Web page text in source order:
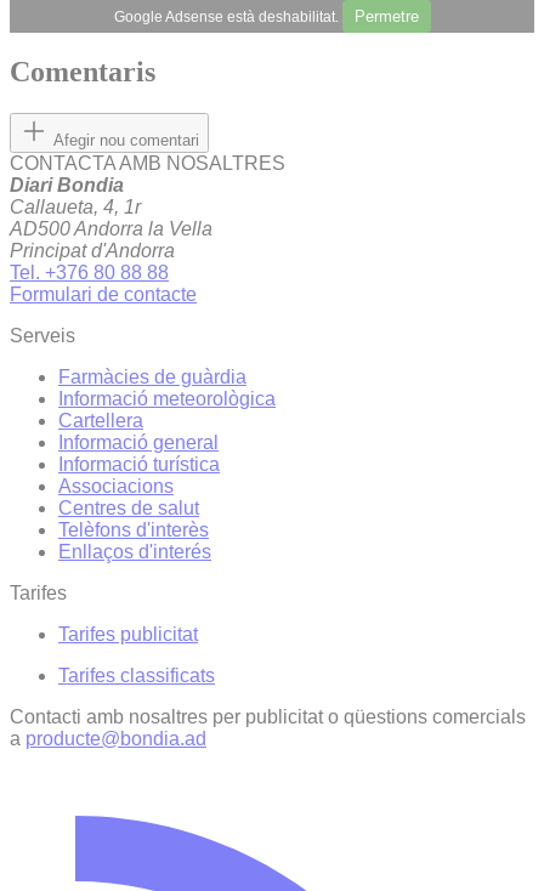
Google Adsense està deshabilitat. Permetre
Comentaris
Afegir nou comentari
CONTACTA AMB NOSALTRES
Diari Bondia
Callaueta, 4, 1r
AD500 Andorra la Vella
Principat d'Andorra
Tel. +376 80 88 88
Formulari de contacte
Serveis
Farmàcies de guàrdia
Informació meteorològica
Cartellera
Informació general
Informació turística
Associacions
Centres de salut
Telèfons d'interès
Enllaços d'interés
Tarifes
Tarifes publicitat
Tarifes classificats
Contacti amb nosaltres per publicitat o qüestions comercials
a producte@bondia.ad